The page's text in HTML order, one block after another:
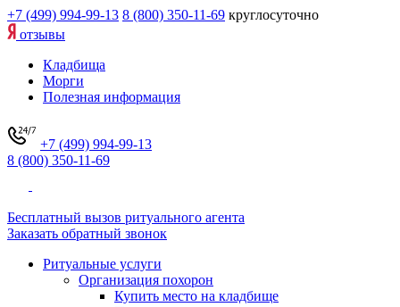
+7 (499) 994-99-13 8 (800) 350-11-69 круглосуточно
отзывы
Кладбища
Морги
Полезная информация
+7 (499) 994-99-13
8 (800) 350-11-69
Бесплатный вызов ритуального агента
Заказать обратный звонок
Ритуальные услуги
Организация похорон
Купить место на кладбище